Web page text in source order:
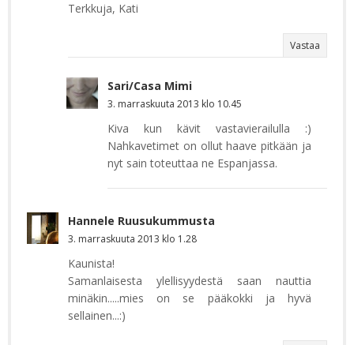
Terkkuja, Kati
Vastaa
Sari/Casa Mimi
3. marraskuuta 2013 klo 10.45
Kiva kun kävit vastavierailulla :)
Nahkavetimet on ollut haave pitkään ja
nyt sain toteuttaa ne Espanjassa.
Hannele Ruusukummusta
3. marraskuuta 2013 klo 1.28
Kaunista!
Samanlaisesta ylellisyydestä saan nauttia
minäkin.....mies on se pääkokki ja hyvä
sellainen...:)